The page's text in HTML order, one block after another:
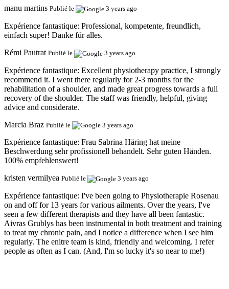
manu martins Publié le 3 years ago
Expérience fantastique: Professional, kompetente, freundlich,
einfach super! Danke für alles.
Rémi Pautrat Publié le 3 years ago
Expérience fantastique: Excellent physiotherapy practice, I strongly
recommend it. I went there regularly for 2-3 months for the
rehabilitation of a shoulder, and made great progress towards a full
recovery of the shoulder. The staff was friendly, helpful, giving
advice and considerate.
Marcia Braz Publié le 3 years ago
Expérience fantastique: Frau Sabrina Häring hat meine
Beschwerdung sehr profissionell behandelt. Sehr guten Händen.
100% empfehlenswert!
kristen vermilyea Publié le 3 years ago
Expérience fantastique: I've been going to Physiotherapie Rosenau
on and off for 13 years for various ailments. Over the years, I've
seen a few different therapists and they have all been fantastic.
Aivras Grublys has been instrumental in both treatment and training
to treat my chronic pain, and I notice a difference when I see him
regularly. The enitre team is kind, friendly and welcoming. I refer
people as often as I can. (And, I'm so lucky it's so near to me!)